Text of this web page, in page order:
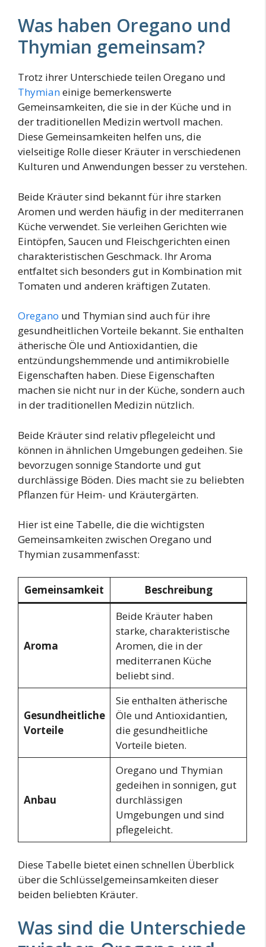
Was haben Oregano und
Thymian gemeinsam?
Trotz ihrer Unterschiede teilen Oregano und
Thymianeinige bemerkenswerte
Gemeinsamkeiten, die sie in der Küche und in
der traditionellen Medizin wertvoll machen.
Diese Gemeinsamkeiten helfen uns, die
vielseitige Rolle dieser Kräuter in verschiedenen
Kulturen und Anwendungen besser zu verstehen.
Beide Kräuter sind bekannt für ihre starken
Aromen und werden häufig in der mediterranen
Küche verwendet. Sie verleihen Gerichten wie
Eintöpfen, Saucen und Fleischgerichten einen
charakteristischen Geschmack. Ihr Aroma
entfaltet sich besonders gut in Kombination mit
Tomaten und anderen kräftigen Zutaten.
Oregano und Thymian sind auch für ihre
gesundheitlichen Vorteile bekannt. Sie enthalten
ätherische Öle und Antioxidantien, die
entzündungshemmende und antimikrobielle
Eigenschaften haben. Diese Eigenschaften
machen sie nicht nur in der Küche, sondern auch
in der traditionellen Medizin nützlich.
Beide Kräuter sind relativ pflegeleicht und
können in ähnlichen Umgebungen gedeihen. Sie
bevorzugen sonnige Standorte und gut
durchlässige Böden. Dies macht sie zu beliebten
Pflanzen für Heim- und Kräutergärten.
Hier ist eine Tabelle, die die wichtigsten
Gemeinsamkeiten zwischen Oregano und
Thymian zusammenfasst:
Gemeinsamkeit Beschreibung
Aroma
Beide Kräuter haben
starke, charakteristische
Aromen, die in der
mediterranen Küche
beliebt sind.
Gesundheitliche
Vorteile
Sie enthalten ätherische
Öle und Antioxidantien,
die gesundheitliche
Vorteile bieten.
Anbau
Oregano und Thymian
gedeihen in sonnigen, gut
durchlässigen
Umgebungen und sind
pflegeleicht.
Diese Tabelle bietet einen schnellen Überblick
über die Schlüsselgemeinsamkeiten dieser
beiden beliebten Kräuter.
Was sind die Unterschiede